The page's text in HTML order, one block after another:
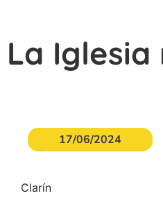
La
17/06/2024
Clarín